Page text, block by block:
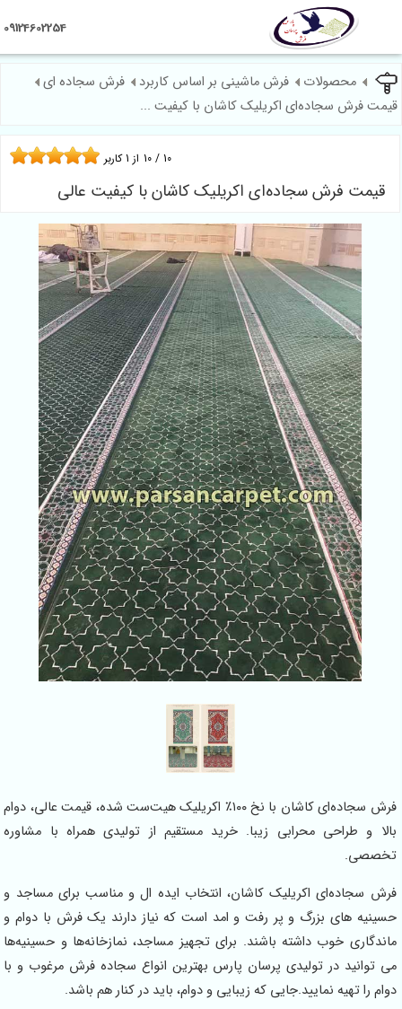
09124602254
محصولات فرش ماشینی بر اساس کاربرد
فرش سجاده ای
سجاده‌ای اکریلیک کاشان با کیفیت ...
فرش سجاده‌ای اکریلیک کاشان با کیفیت عالی
از کاربر
فرش سجاده‌ای کاشان با نخ ۱۰۰٪ اکریلیک هیت‌ست شده، قیمت عالی، دوام
طراحی محرابی زیبا. خرید مستقیم از تولیدی همراه با مشاوره
اکریلیک کاشان، انتخاب ایده ال و مناسب برای مساجد و
های بزرگ و پر رفت و امد است که نیاز دارند یک فرش با دوام و
خوب داشته باشند. برای تجهیز مساجد، نمازخانه‌ها و حسینیه‌ها
در تولیدی پرسان پارس بهترین انواع سجاده فرش مرغوب و با
تهیه نمایید.جایی که زیبایی و دوام، باید در کنار هم باشد.